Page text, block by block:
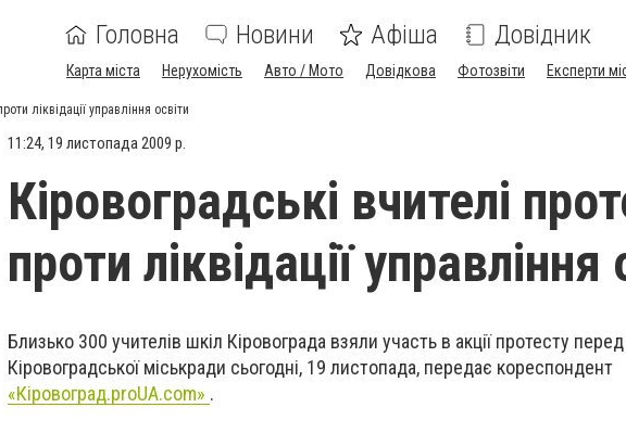
Головна Новини Афіша Довідник
Карта міста Нерухомість Авто / Мото Довідкова Фотозвіти Експерти
ліквідації управління освіти
11:24, 19 листопада 2009 р.
Кіровоградські вчителі
проти ліквідації управління
Близько 300 учителів шкіл Кіровограда взяли участь в акції протесту
Кіровоградської міськради сьогодні, 19 листопада, передає кореспондент
«Кіровоград.proUA.com» .